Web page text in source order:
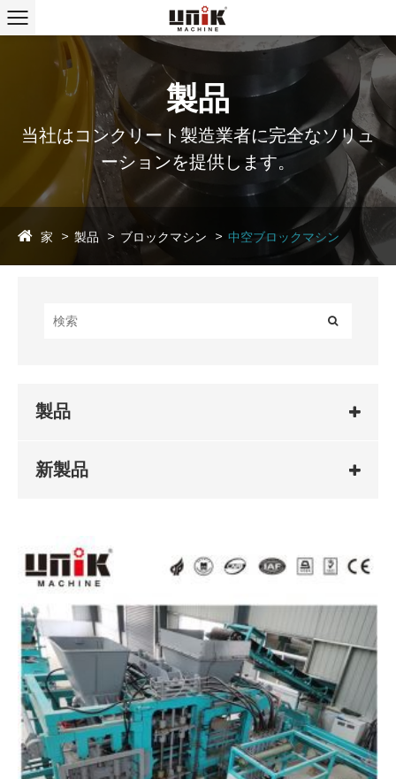
製品
当社はコンクリート製造業者に完全なソリュ
ーションを提供します。
家 製品 ブロックマシン 中空ブロックマシン
製品
新製品